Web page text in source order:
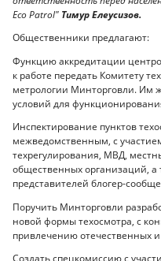
Eco Patrol" Тимур Елеусизов.
Общественники предлагают:
Функцию аккредитации
к работе передать Комитету
метрологии Минторговли. Им
условий для
Инспектирование пунктов
межведомственным, с
техрегулирования, МВД,
общественных организаций,
представителей блогер-
Поручить Минторговли
новой формы техосмотра, с
привлечению отечественных